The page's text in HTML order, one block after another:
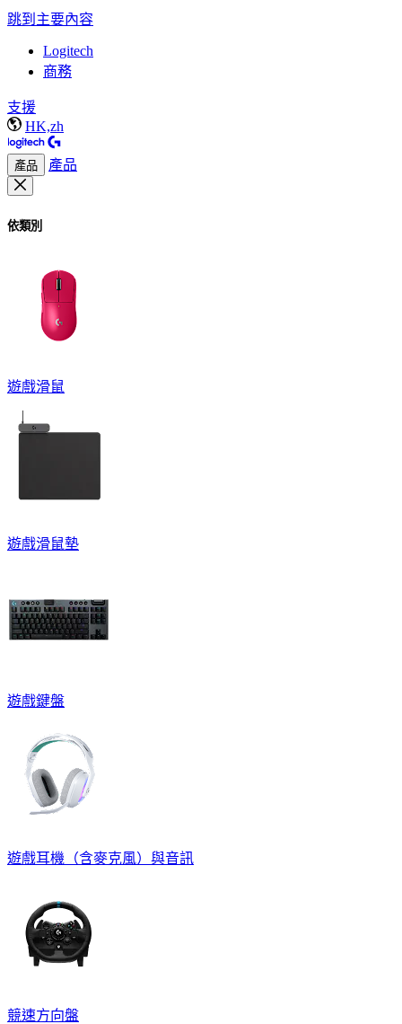
跳到主要內容
Logitech
商務
支援
HK,zh
產品 產品
依類別
遊戲滑鼠
遊戲滑鼠墊
遊戲鍵盤
遊戲耳機（含麥克風）與音訊
競速方向盤